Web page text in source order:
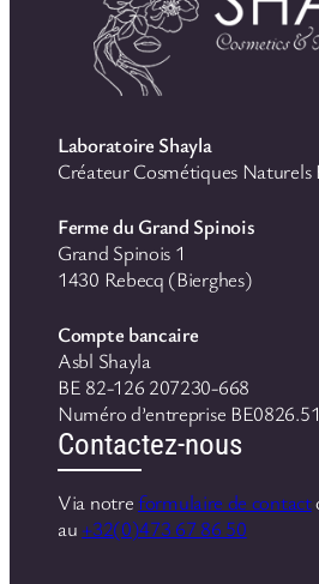
Laboratoire Shayla
Créateur Cosmétiques Naturels
Ferme du Grand Spinois
Grand Spinois 1
1430 Rebecq (Bierghes)
Compte bancaire
Asbl Shayla
BE 82-126 207230-668
Numéro d’entreprise
Contactez-nous
Via notreformulaire de contact
au +32(0)473 67 86 50